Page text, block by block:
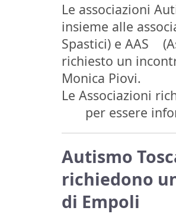
Le associazioni
insieme alle
Spastici) e AAS
richiesto un
Monica Piovi.
Le Associazioni
per essere
Autismo
richiedono
di Empoli